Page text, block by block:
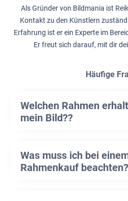
Als Gründer von Bildmania ist
Kontakt zu den Künstlern
Erfahrung ist er ein Experte im
Er freut sich darauf, mit dir
Häufige
Welchen Rahmen
mein Bild??
Was muss ich bei
Rahmenkauf